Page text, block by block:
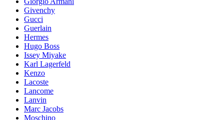
Givenchy
Gucci
Guerlain
Hermes
Hugo Boss
Issey Miyake
Karl Lagerfeld
Kenzo
Lacoste
Lancome
Lanvin
Marc Jacobs
Moschino